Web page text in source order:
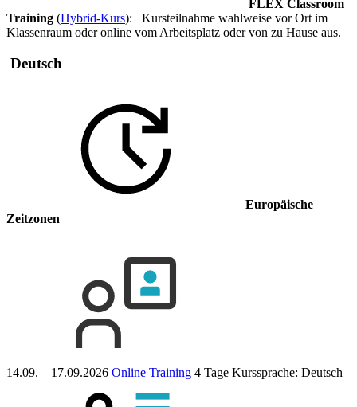
FLEX Classroom
Training (Hybrid-Kurs): Kursteilnahme wahlweise vor Ort im
Klassenraum oder online vom Arbeitsplatz oder von zu Hause aus.
Deutsch
Europäische
Zeitzonen
14.09. – 17.09.2026 Online Training 4 Tage Kurssprache: Deutsch